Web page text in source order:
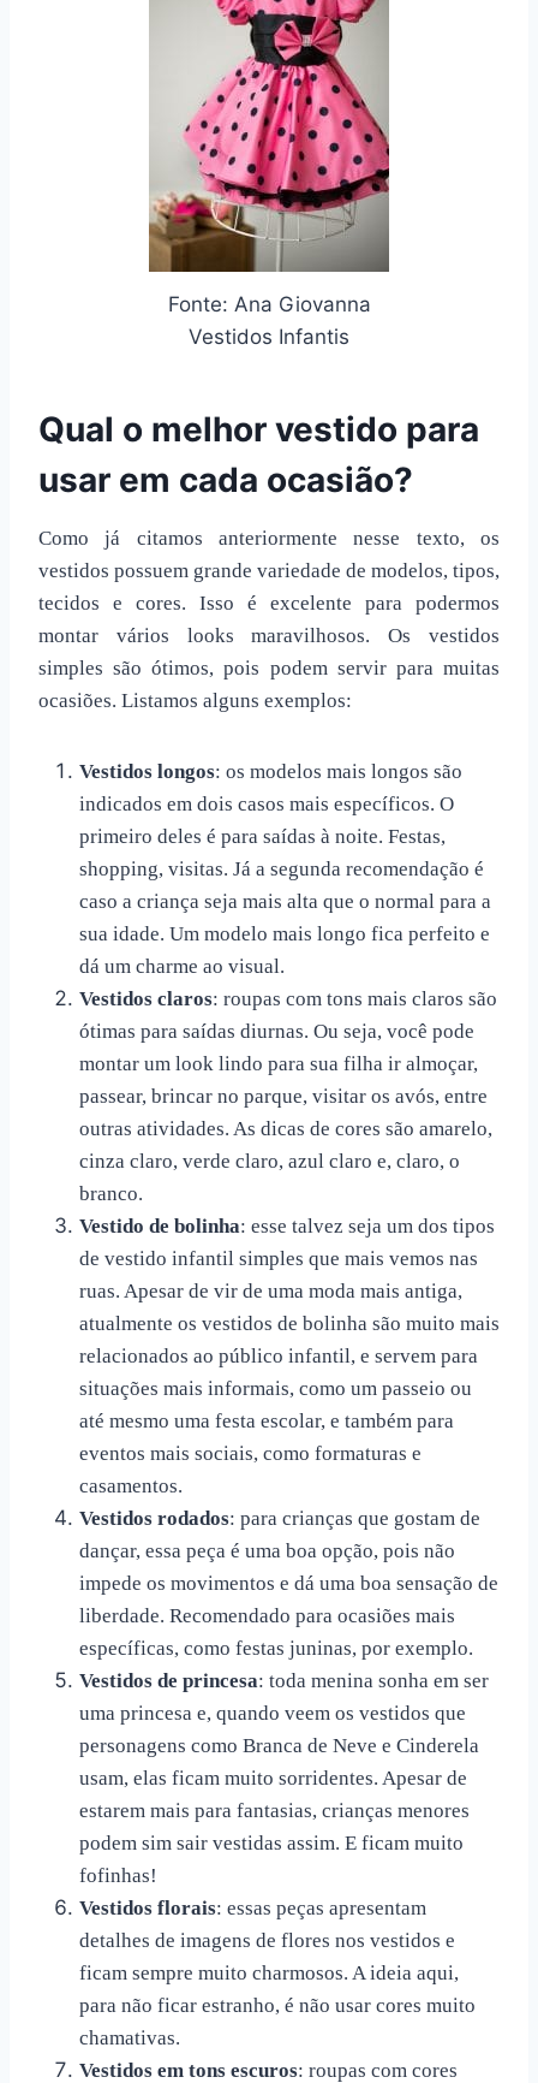
Fonte: Ana Giovanna
Vestidos Infantis
Qual o melhor vestido para
usar em cada ocasião?
Como já citamos anteriormente nesse texto, os
vestidos possuem grande variedade de modelos, tipos,
tecidos e cores. Isso é excelente para podermos
montar vários looks maravilhosos. Os vestidos
simples são ótimos, pois podem servir para muitas
ocasiões. Listamos alguns exemplos:
Vestidos longos: os modelos mais longos são
indicados em dois casos mais específicos. O
primeiro deles é para saídas à noite. Festas,
shopping, visitas. Já a segunda recomendação é
caso a criança seja mais alta que o normal para a
sua idade. Um modelo mais longo fica perfeito e
dá um charme ao visual.
Vestidos claros: roupas com tons mais claros são
ótimas para saídas diurnas. Ou seja, você pode
montar um look lindo para sua filha ir almoçar,
passear, brincar no parque, visitar os avós, entre
outras atividades. As dicas de cores são amarelo,
cinza claro, verde claro, azul claro e, claro, o
branco.
Vestido de bolinha: esse talvez seja um dos tipos
de vestido infantil simples que mais vemos nas
ruas. Apesar de vir de uma moda mais antiga,
atualmente os vestidos de bolinha são muito mais
relacionados ao público infantil, e servem para
situações mais informais, como um passeio ou
até mesmo uma festa escolar, e também para
eventos mais sociais, como formaturas e
casamentos.
Vestidos rodados: para crianças que gostam de
dançar, essa peça é uma boa opção, pois não
impede os movimentos e dá uma boa sensação de
liberdade. Recomendado para ocasiões mais
específicas, como festas juninas, por exemplo.
Vestidos de princesa: toda menina sonha em ser
uma princesa e, quando veem os vestidos que
personagens como Branca de Neve e Cinderela
usam, elas ficam muito sorridentes. Apesar de
estarem mais para fantasias, crianças menores
podem sim sair vestidas assim. E ficam muito
fofinhas!
Vestidos florais: essas peças apresentam
detalhes de imagens de flores nos vestidos e
ficam sempre muito charmosos. A ideia aqui,
para não ficar estranho, é não usar cores muito
chamativas.
Vestidos em tons escuros: roupas com cores